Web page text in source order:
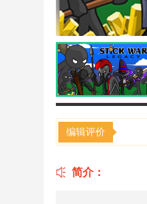
编辑评价
简介：